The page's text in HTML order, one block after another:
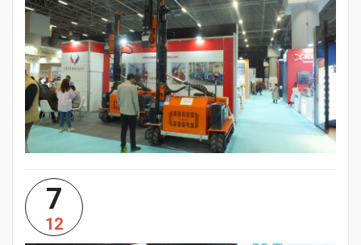
7
12